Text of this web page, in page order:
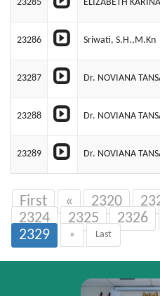
23285 ELIZABETH
23286 Sriwati, S.H.,M.Kn
23287 Dr. NOVIANA
23288 Dr. NOVIANA
23289 Dr. NOVIANA
First « 2320
2324
2325 2326
2329
» Last